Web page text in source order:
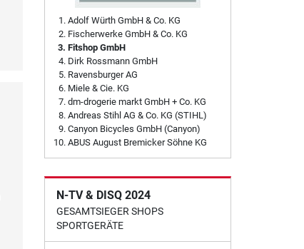
Adolf Würth GmbH & Co. KG
Fischerwerke GmbH & Co. KG
Fitshop GmbH
Dirk Rossmann GmbH
Ravensburger AG
Miele & Cie. KG
dm-drogerie markt GmbH + Co. KG
Andreas Stihl AG & Co. KG (STIHL)
Canyon Bicycles GmbH (Canyon)
ABUS August Bremicker Söhne KG
N-TV & DISQ 2024
GESAMTSIEGER SHOPS
SPORTGERÄTE